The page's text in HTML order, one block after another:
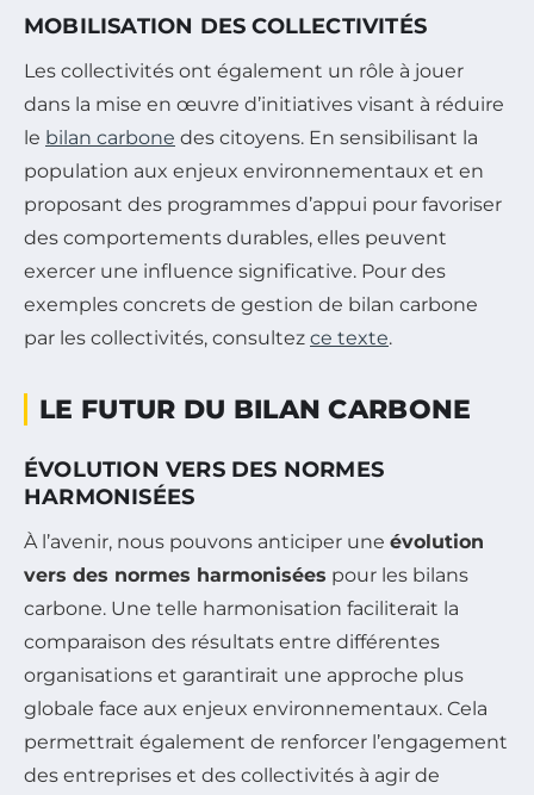
MOBILISATION DES COLLECTIVITÉS
Les collectivités ont également un rôle à jouer
dans la mise en œuvre d’initiatives visant à réduire
le bilan carbone des citoyens. En sensibilisant la
population aux enjeux environnementaux et en
proposant des programmes d’appui pour favoriser
des comportements durables, elles peuvent
exercer une influence significative. Pour des
exemples concrets de gestion de bilan carbone
par les collectivités, consultez ce texte.
LE FUTUR DU BILAN CARBONE
ÉVOLUTION VERS DES NORMES
HARMONISÉES
À l’avenir, nous pouvons anticiper une évolution
vers des normes harmonisées pour les bilans
carbone. Une telle harmonisation faciliterait la
comparaison des résultats entre différentes
organisations et garantirait une approche plus
globale face aux enjeux environnementaux. Cela
permettrait également de renforcer l’engagement
des entreprises et des collectivités à agir de